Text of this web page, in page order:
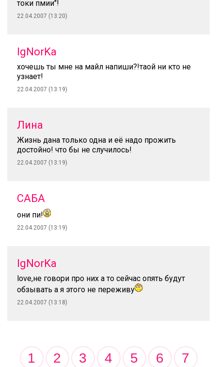
токи пмии"!
22.04.2007 (13:20)
IgNorKa
хочешь ты мне на майл напиши?!таой ни кто не
узнает!
22.04.2007 (13:19)
Лина
Жизнь дана только одна и её надо прожить
достойно! что бы не случилось!
22.04.2007 (13:19)
САБА
они пи!
22.04.2007 (13:19)
IgNorKa
love,не говори про них а то сейчас опять будут
обзывать а я этого не переживу
22.04.2007 (13:18)
1 2 3 4 5 6 7